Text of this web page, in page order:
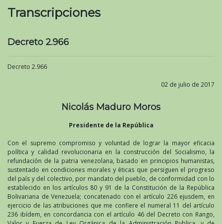
Transcripciones
Decreto 2.966
Decreto 2.966
02 de julio de 2017
Nicolás Maduro Moros
Presidente de la República
Con el supremo compromiso y voluntad de lograr la mayor eficacia
política y calidad revolucionaria en la construcción del Socialismo, la
refundación de la patria venezolana, basado en principios humanistas,
sustentado en condiciones morales y éticas que persiguen el progreso
del país y del colectivo, por mandato del pueblo, de conformidad con lo
establecido en los artículos 80 y 91 de la Constitución de la República
Bolivariana de Venezuela; concatenado con el artículo 226 ejusdem, en
ejercicio de las atribuciones que me confiere el numeral 11 del artículo
236 ibídem, en concordancia con el artículo 46 del Decreto con Rango,